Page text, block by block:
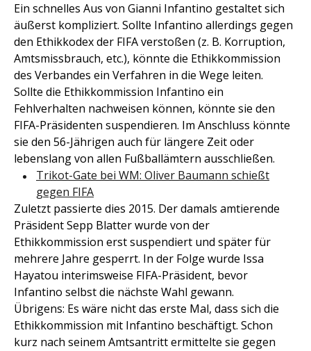
Ein schnelles Aus von Gianni Infantino gestaltet sich
äußerst kompliziert. Sollte Infantino allerdings gegen
den Ethikkodex der FIFA verstoßen (z. B. Korruption,
Amtsmissbrauch, etc.), könnte die Ethikkommission
des Verbandes ein Verfahren in die Wege leiten.
Sollte die Ethikkommission Infantino ein
Fehlverhalten nachweisen können, könnte sie den
FIFA-Präsidenten suspendieren. Im Anschluss könnte
sie den 56-Jährigen auch für längere Zeit oder
lebenslang von allen Fußballämtern ausschließen.
Trikot-Gate bei WM: Oliver Baumann schießt
gegen FIFA
Zuletzt passierte dies 2015. Der damals amtierende
Präsident Sepp Blatter wurde von der
Ethikkommission erst suspendiert und später für
mehrere Jahre gesperrt. In der Folge wurde Issa
Hayatou interimsweise FIFA-Präsident, bevor
Infantino selbst die nächste Wahl gewann.
Übrigens: Es wäre nicht das erste Mal, dass sich die
Ethikkommission mit Infantino beschäftigt. Schon
kurz nach seinem Amtsantritt ermittelte sie gegen